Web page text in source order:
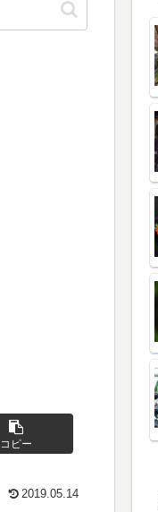
コピー
2019.05.14